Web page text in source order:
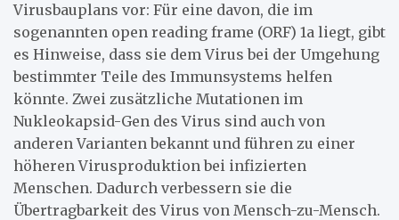
Virusbauplans vor: Für eine davon, die im
sogenannten open reading frame (ORF) 1a liegt, gibt
es Hinweise, dass sie dem Virus bei der Umgehung
bestimmter Teile des Immunsystems helfen
könnte. Zwei zusätzliche Mutationen im
Nukleokapsid-Gen des Virus sind auch von
anderen Varianten bekannt und führen zu einer
höheren Virusproduktion bei infizierten
Menschen. Dadurch verbessern sie die
Übertragbarkeit des Virus von Mensch-zu-Mensch.